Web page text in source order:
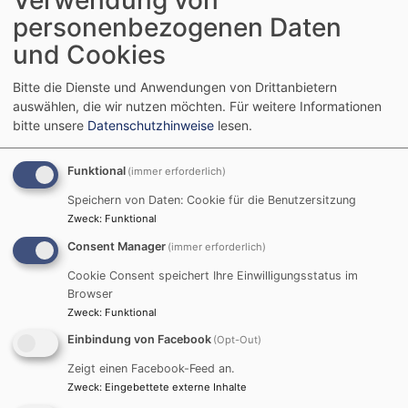
2.28 MB
Ostern und Konfirmation sind der Schwerpunkt unseres
neuen Gemeindebriefs.
Gemeindebrief für den Winter 2023/24
5.54 MB
Wann und wo finde ich die Adventsfenster und wann
sind die Gottesdienste für Weihnachten geplant? Hier
findet ihr die Antwort.
Gemeindebrief für den Herbst 2023
Alle Termine für den Erntedank und Herbst. Mit
Rückblick auf Gemeindefest und Ferienprogramm,
Portrsit von Dennis Stephan und neuem aus der OAse.
personenbezogenen Daten
und Cookies
Bitte die Dienste und Anwendungen von Drittanbietern
auswählen, die wir nutzen möchten. Für weitere Informationen
bitte unsere Datenschutzhinweise lesen.
Funktional (immer erforderlich)
Speichern von Daten: Cookie für die Benutzersitzung
Zweck: Funktional
Consent Manager (immer erforderlich)
Cookie Consent speichert Ihre Einwilligungsstatus im
Browser
Zweck: Funktional
Einbindung von Facebook (Opt-Out)
Zeigt einen Facebook-Feed an.
Zweck: Eingebettete externe Inhalte